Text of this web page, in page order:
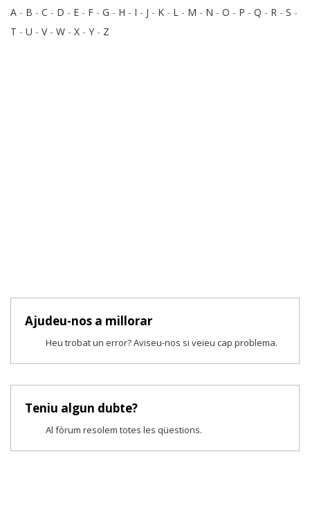
A - B - C - D - E - F - G - H - I - J - K - L - M - N - O - P - Q - R - S -
T - U - V- W - X - Y - Z
Ajudeu-nos a millorar
Heu trobat un error? Aviseu-nos si veieu cap problema.
Teniu algun dubte?
Al fòrum resolem totes les qüestions.